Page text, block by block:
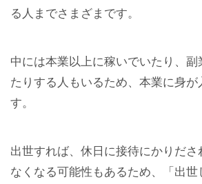
る人までさまざまです。
中には本業以上に稼いでいたり、副
たりする人もいるため、本業に身が
す。
出世すれば、休日に接待にかりだ
なくなる可能性もあるため、「出世